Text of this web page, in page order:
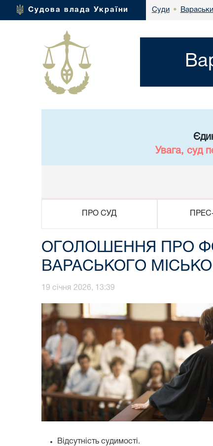
Судова влада України Суди •
Увага, суд
ПРО СУД
ОГОЛОШЕННЯ ПРО
ВАРАСЬКОГО
19 січня 2026, 13:39
Відсутність судимості.